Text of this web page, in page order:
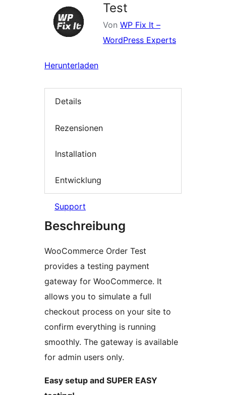
Test
Von WP Fix It –
WordPress Experts
Herunterladen
Details
Rezensionen
Installation
Entwicklung
Support
Beschreibung
WooCommerce Order Test
provides a testing payment
gateway for WooCommerce. It
allows you to simulate a full
checkout process on your site to
confirm everything is running
smoothly. The gateway is available
for admin users only.
Easy setup and SUPER EASY